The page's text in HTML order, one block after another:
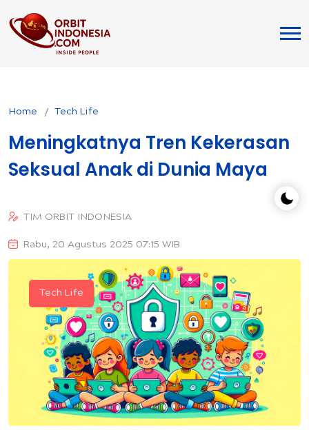
Home Tech Life
Meningkatnya Tren Kekerasan
Seksual Anak di Dunia Maya
TIM ORBIT INDONESIA
Rabu, 20 Agustus 2025 07:15 WIB
Tech Life